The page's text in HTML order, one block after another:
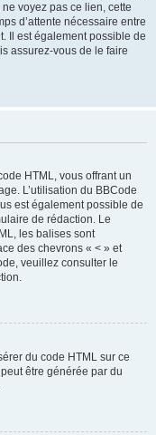
voyez pas ce lien, cette
d’attente nécessaire entre
Il est également possible de
assurez-vous de le faire
HTML, vous offrant un
L’utilisation du BBCode
est également possible de
de rédaction. Le
les balises sont
des chevrons « < » et
veuillez consulter le
du code HTML sur ce
être générée par du